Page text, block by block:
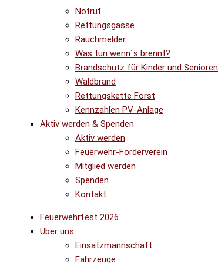
Notruf
Rettungsgasse
Rauchmelder
Was tun wenn´s brennt?
Brandschutz für Kinder und Senioren
Waldbrand
Rettungskette Forst
Kennzahlen PV-Anlage
Aktiv werden & Spenden
Aktiv werden
Feuerwehr-Förderverein
Mitglied werden
Spenden
Kontakt
Feuerwehrfest 2026
Über uns
Einsatzmannschaft
Fahrzeuge